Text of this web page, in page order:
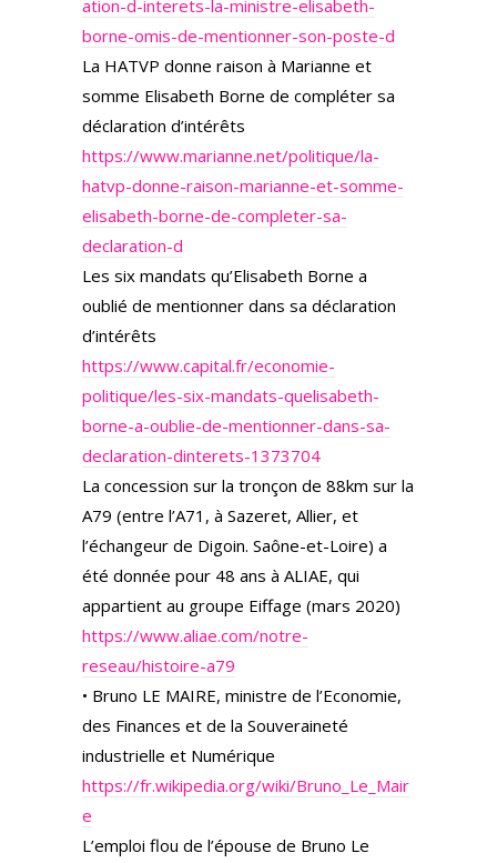
ation-d-interets-la-ministre-elisabeth-
borne-omis-de-mentionner-son-poste-d
La HATVP donne raison à Marianne et
somme Elisabeth Borne de compléter sa
déclaration d’intérêts
https://www.marianne.net/politique/la-
hatvp-donne-raison-marianne-et-somme-
elisabeth-borne-de-completer-sa-
declaration-d
Les six mandats qu’Elisabeth Borne a
oublié de mentionner dans sa déclaration
d’intérêts
https://www.capital.fr/economie-
politique/les-six-mandats-quelisabeth-
borne-a-oublie-de-mentionner-dans-sa-
declaration-dinterets-1373704
La concession sur la tronçon de 88km sur la
A79 (entre l’A71, à Sazeret, Allier, et
l’échangeur de Digoin. Saône-et-Loire) a
été donnée pour 48 ans à ALIAE, qui
appartient au groupe Eiffage (mars 2020)
https://www.aliae.com/notre-
reseau/histoire-a79
• Bruno LE MAIRE, ministre de l’Economie,
des Finances et de la Souveraineté
industrielle et Numérique
https://fr.wikipedia.org/wiki/Bruno_Le_Mair
e
L’emploi flou de l’épouse de Bruno Le